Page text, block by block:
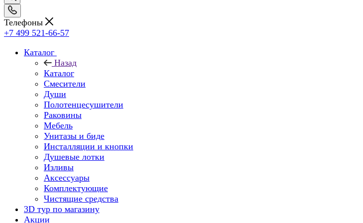
Телефоны
+7 499 521-66-57
Каталог
Назад
Каталог
Смесители
Души
Полотенцесушители
Раковины
Мебель
Унитазы и биде
Инсталляции и кнопки
Душевые лотки
Изливы
Аксессуары
Комплектующие
Чистящие средства
3D тур по магазину
Акции